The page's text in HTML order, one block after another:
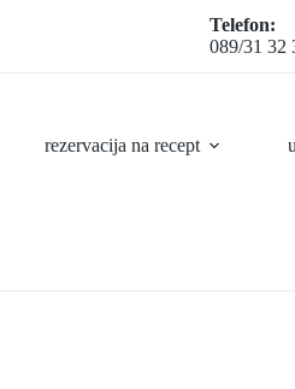
Telefon:
089/31 32
rezervacija na recept